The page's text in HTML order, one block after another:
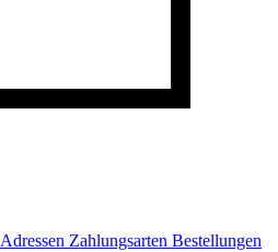
Adressen Zahlungsarten Bestellungen